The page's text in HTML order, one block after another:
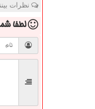
نظرات
لطفا